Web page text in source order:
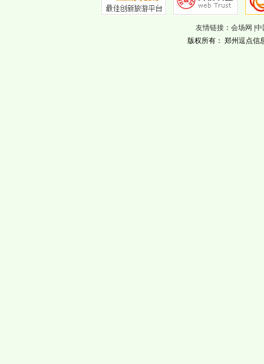
友情链接 ：会场网 |中
版权所有： 郑州逗点信